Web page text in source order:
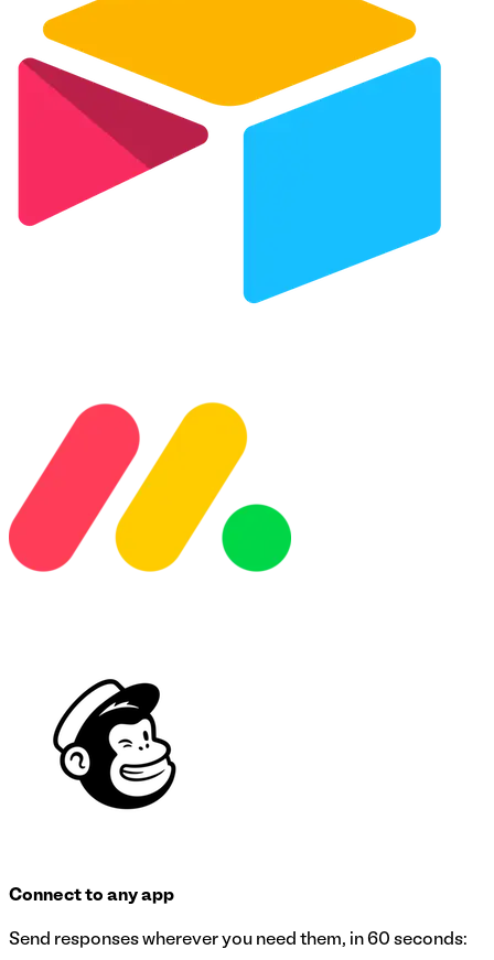
Connect to any app
Send responses wherever you need them, in 60 seconds: